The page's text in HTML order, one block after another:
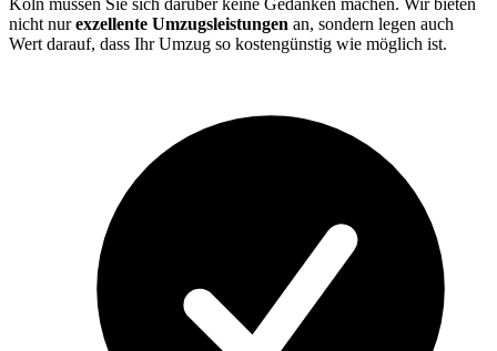
Köln müssen Sie sich darüber keine Gedanken machen. Wir bieten
nicht nurexzellente Umzugsleistungen an, sondern legen auch
Wert darauf, dass Ihr Umzug so kostengünstig wie möglich ist.